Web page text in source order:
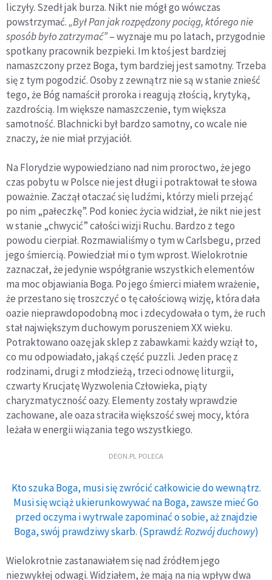
liczyły. Szedł jak burza. Nikt nie mógł go wówczas
powstrzymać.„Był Pan jak rozpędzony pociąg, którego nie
sposób było zatrzymać”– wyznaje mu po latach, przygodnie
spotkany pracownik bezpieki. Im ktoś jest bardziej
namaszczony przez Boga, tym bardziej jest samotny. Trzeba
się z tym pogodzić. Osoby z zewnątrz nie są w stanie znieść
tego, że Bóg namaścił proroka i reagują złością, krytyką,
zazdrością. Im większe namaszczenie, tym większa
samotność. Blachnicki był bardzo samotny, co wcale nie
znaczy, że nie miał przyjaciół.
Na Florydzie wypowiedziano nad nim proroctwo, że jego
czas pobytu w Polsce nie jest długi i potraktował te słowa
poważnie. Zaczął otaczać się ludźmi, którzy mieli przejąć
po nim „pałeczkę”. Pod koniec życia widział, że nikt nie jest
w stanie „chwycić” całości wizji Ruchu. Bardzo z tego
powodu cierpiał. Rozmawialiśmy o tym w Carlsbegu, przed
jego śmiercią. Powiedział mi o tym wprost. Wielokrotnie
zaznaczał, że jedynie współgranie wszystkich elementów
ma moc objawiania Boga. Po jego śmierci miałem wrażenie,
że przestano się troszczyć o tę całościową wizję, która dała
oazie nieprawdopodobną moc i zdecydowała o tym, że ruch
stał największym duchowym poruszeniem XX wieku.
Potraktowano oazę jak sklep z zabawkami: każdy wziął to,
co mu odpowiadało, jakąś część puzzli. Jeden pracę z
rodzinami, drugi z młodzieżą, trzeci odnowę liturgii,
czwarty Krucjatę Wyzwolenia Człowieka, piąty
charyzmatyczność oazy. Elementy zostały wprawdzie
zachowane, ale oaza straciła większość swej mocy, która
leżała w energii wiązania tego wszystkiego.
DEON.PL POLECA
Kto szuka Boga, musi się zwrócić całkowicie do wewnątrz.
Musi się wciąż ukierunkowywać na Boga, zawsze mieć Go
przed oczyma i wytrwale zapominać o sobie, aż znajdzie
Boga, swój prawdziwy skarb. (Sprawdź:Rozwój duchowy)
Wielokrotnie zastanawiałem się nad źródłem jego
niezwykłej odwagi. Widziałem, że mają na nią wpływ dwa